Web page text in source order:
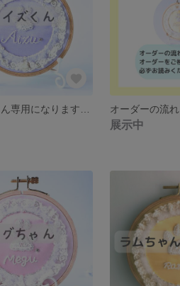
オーダーの流れ
展示中